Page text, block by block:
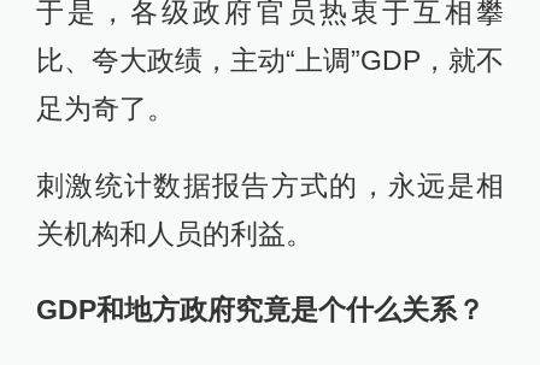
于是，各级政府官员热衷于互相攀
比、夸大政绩，主动“上调”GDP，就不
足为奇了。
刺激统计数据报告方式的，永远是相
关机构和人员的利益。
GDP和地方政府究竟是个什么关系？